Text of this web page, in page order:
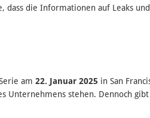
dass die Informationen auf Leaks
am 22. Januar 2025 in San
Unternehmens stehen. Dennoch gibt